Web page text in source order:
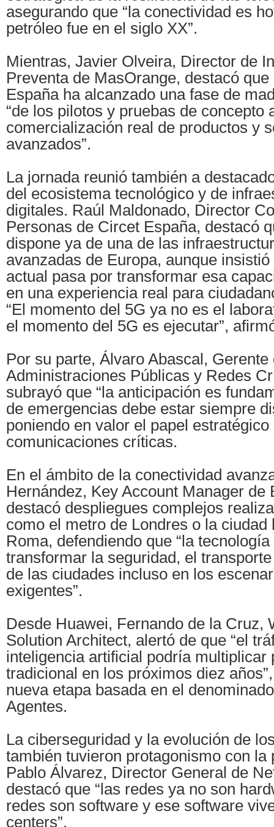
asegurando que “la conectividad es
petróleo fue en el siglo XX”.
Mientras, Javier Olveira, Director de
Preventa de MasOrange, destacó
España ha alcanzado una fase de
“de los pilotos y pruebas de concepto
comercialización real de productos y
avanzados”.
La jornada reunió también a
del ecosistema tecnológico y de
digitales. Raúl Maldonado, Director
Personas de Circet España, destacó
dispone ya de una de las
avanzadas de Europa, aunque
actual pasa por transformar esa
en una experiencia real para
“El momento del 5G ya no es el
el momento del 5G es ejecutar”,
Por su parte, Álvaro Abascal, Gerente
Administraciones Públicas y Redes
subrayó que “la anticipación es
de emergencias debe estar siempre
poniendo en valor el papel estratégico
comunicaciones críticas.
En el ámbito de la conectividad
Hernández, Key Account Manager de
destacó despliegues complejos
como el metro de Londres o la ciudad
Roma, defendiendo que “la tecnología
transformar la seguridad, el
de las ciudades incluso en los
exigentes”.
Desde Huawei, Fernando de la Cruz,
Solution Architect, alertó de que “el
inteligencia artificial podría multiplicar
tradicional en los próximos diez
nueva etapa basada en el
Agentes.
La ciberseguridad y la evolución de
también tuvieron protagonismo con la
Pablo Álvarez, Director General de
destacó que “las redes ya no son
redes son software y ese software
centers”.